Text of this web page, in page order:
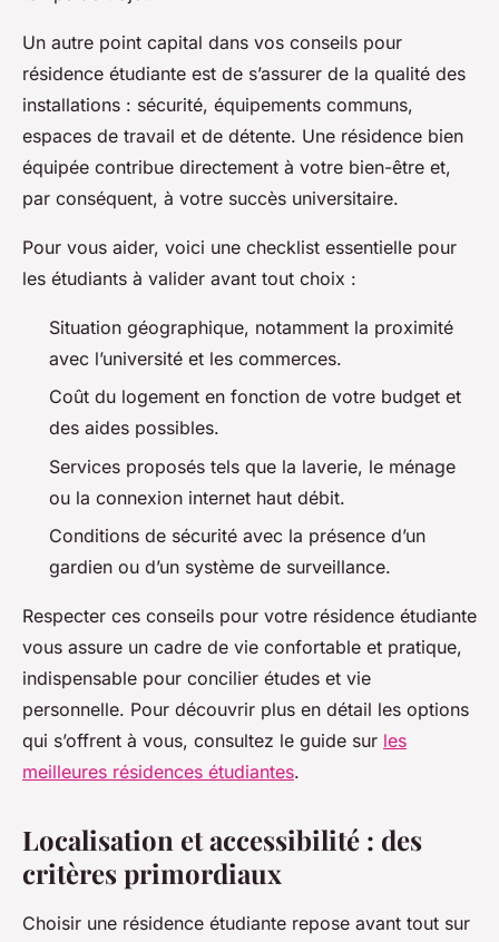
Un autre point capital dans vos conseils pour
résidence étudiante est de s’assurer de la qualité des
installations : sécurité, équipements communs,
espaces de travail et de détente. Une résidence bien
équipée contribue directement à votre bien-être et,
par conséquent, à votre succès universitaire.
Pour vous aider, voici une checklist essentielle pour
les étudiants à valider avant tout choix :
Situation géographique, notamment la proximité
avec l’université et les commerces.
Coût du logement en fonction de votre budget et
des aides possibles.
Services proposés tels que la laverie, le ménage
ou la connexion internet haut débit.
Conditions de sécurité avec la présence d’un
gardien ou d’un système de surveillance.
Respecter ces conseils pour votre résidence étudiante
vous assure un cadre de vie confortable et pratique,
indispensable pour concilier études et vie
personnelle. Pour découvrir plus en détail les options
qui s’offrent à vous, consultez le guide sur les
meilleures résidences étudiantes.
Localisation et accessibilité : des
critères primordiaux
Choisir une résidence étudiante repose avant tout sur